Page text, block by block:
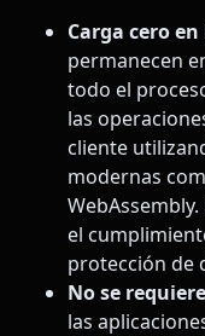
Carga cero
permanecen
todo el
las
cliente
modernas
el
protección de
No se
las